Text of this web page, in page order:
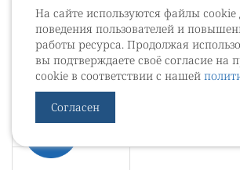
На сайте используются файлы cookie
поведения пользователей и
работы ресурса. Продолжая
вы подтверждаете своё согласие на
cookie в соответствии с нашей
Согласен
Согласно международным
терапии, назначение должно
[28]:
Параметр